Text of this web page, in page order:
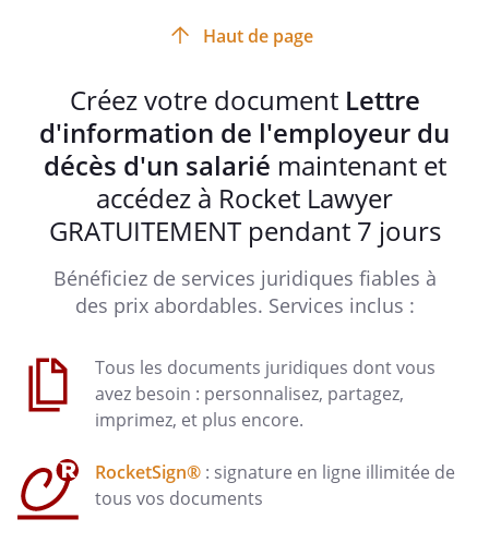
Haut de page
Créez votre document Lettre
d'information de l'employeur du
décès d'un salarié maintenant et
accédez à Rocket Lawyer
GRATUITEMENT pendant 7 jours
Bénéficiez de services juridiques fiables à
des prix abordables. Services inclus :
Tous les documents juridiques dont vous
avez besoin : personnalisez, partagez,
imprimez, et plus encore.
RocketSign® : signature en ligne illimitée de
tous vos documents